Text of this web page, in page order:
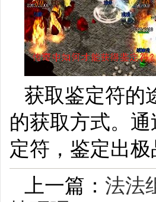
获取鉴定符的
的获取方式。
定符，鉴定出
上一篇： 法法